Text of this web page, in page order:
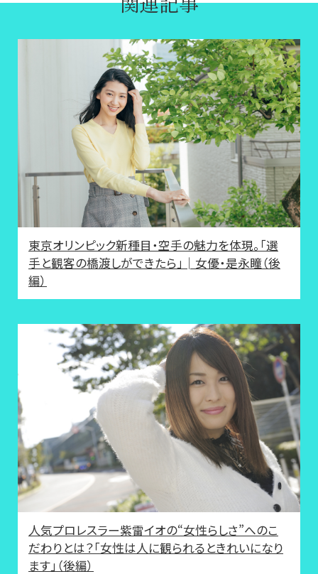
東京オリンピック新種目・空手の魅力を体現。「選
手と観客の橋渡しができたら」│女優・是永瞳（後
編）
人気プロレスラー紫雷イオの“女性らしさ”へのこ
だわりとは？「女性は人に観られるときれいになり
ます」（後編）